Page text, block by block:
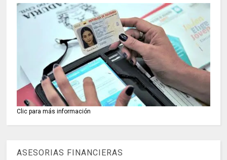
Clic para más información
ASESORIAS FINANCIERAS